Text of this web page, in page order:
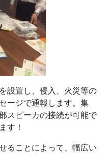
設置し、侵入、火災等の
ージで通報します。集
スピーカの接続が可能で
す！
ることによって、幅広い